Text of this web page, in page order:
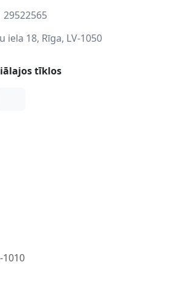
29522565
iela 18, Rīga, LV-1050
tīklos
1010